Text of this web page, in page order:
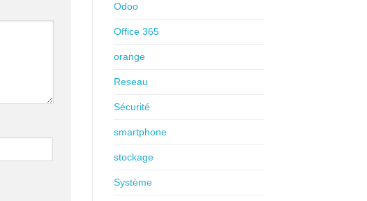
Odoo
Office 365
orange
Reseau
Sécurité
smartphone
stockage
Système